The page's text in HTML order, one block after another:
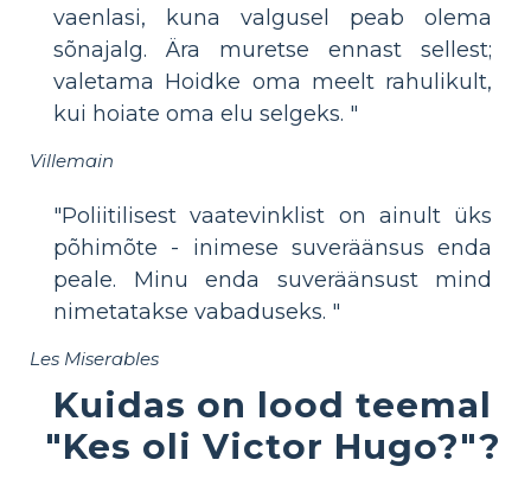
vaenlasi, kuna valgusel peab olema
sõnajalg. Ära muretse ennast sellest;
valetama Hoidke oma meelt rahulikult,
kui hoiate oma elu selgeks. "
Villemain
"Poliitilisest vaatevinklist on ainult üks
põhimõte - inimese suveräänsus enda
peale. Minu enda suveräänsust mind
nimetatakse vabaduseks. "
Les Miserables
Kuidas on lood teemal
"Kes oli Victor Hugo?"?